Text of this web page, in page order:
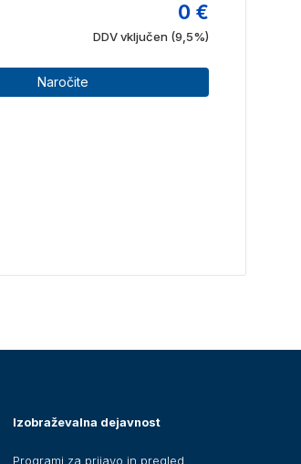
0 €
DDV vključen (9,5%)
Naročite
Izobraževalna dejavnost
Programi za prijavo in pregled